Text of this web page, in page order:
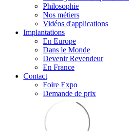
Philosophie
Nos métiers
Vidéos d'applications
Implantations
En Europe
Dans le Monde
Devenir Revendeur
En France
Contact
Foire Expo
Demande de prix